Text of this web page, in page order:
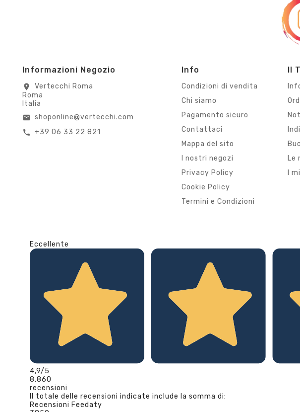
Informazioni Negozio
location_on
Vertecchi Roma
Roma
Italia
email shoponline@vertecchi.com
call +39 06 33 22 821
Info
Condizioni di vendita
Chi siamo
Pagamento sicuro
Contattaci
Mappa del sito
I nostri negozi
Privacy Policy
Cookie Policy
Termini e Condizioni
Il
Le
I
Eccellente
4,9/5
8.860
recensioni
Il totale delle recensioni indicate include la somma di:
Recensioni Feedaty